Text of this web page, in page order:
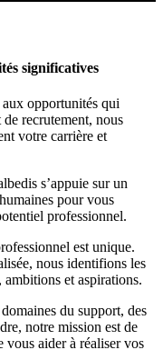
significatives
aux opportunités qui
recrutement, nous
votre carrière et
s’appuie sur un
pour vous
professionnel.
est unique.
nous identifions les
ambitions et aspirations.
du support, des
notre mission est de
vous aider à réaliser vos